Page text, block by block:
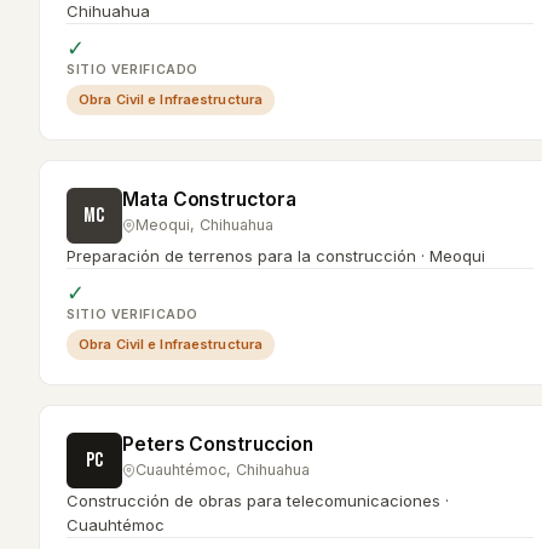
Chihuahua
✓
SITIO VERIFICADO
Obra Civil e Infraestructura
MC
Mata Constructora
Meoqui, Chihuahua
Preparación de terrenos para la construcción · Meoqui
✓
SITIO VERIFICADO
Obra Civil e Infraestructura
PC
Peters Construccion
Cuauhtémoc, Chihuahua
Construcción de obras para telecomunicaciones ·
Cuauhtémoc